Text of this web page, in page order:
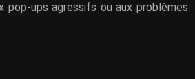
pop-ups agressifs ou aux problèmes